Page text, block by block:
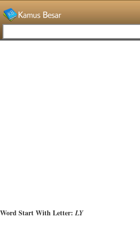
Word Start With Letter:LY